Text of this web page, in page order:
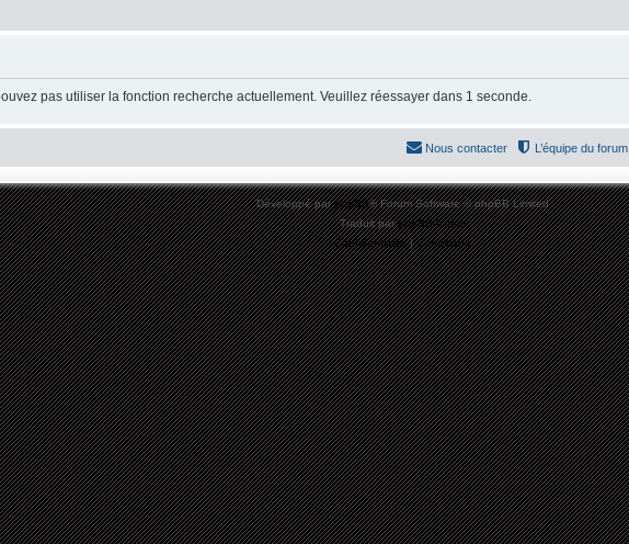
pas utiliser la fonction recherche actuellement. Veuillez réessayer dans 1 seconde.
L’équipe du forum
Nous contacter
Développé parphpBB® Forum Software © phpBB Limited
Traduit parphpBB-fr.com
Confidentialité|Conditions